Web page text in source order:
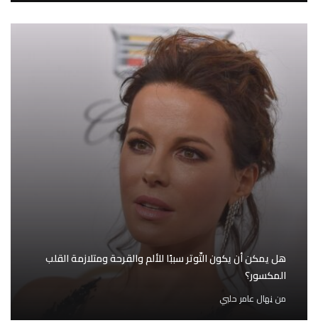
هل يمكن أن يكون التّوتر سببًا للألم والقرحة ومتلازمة القلب
المكسور؟
مننِهال عامر حلبي